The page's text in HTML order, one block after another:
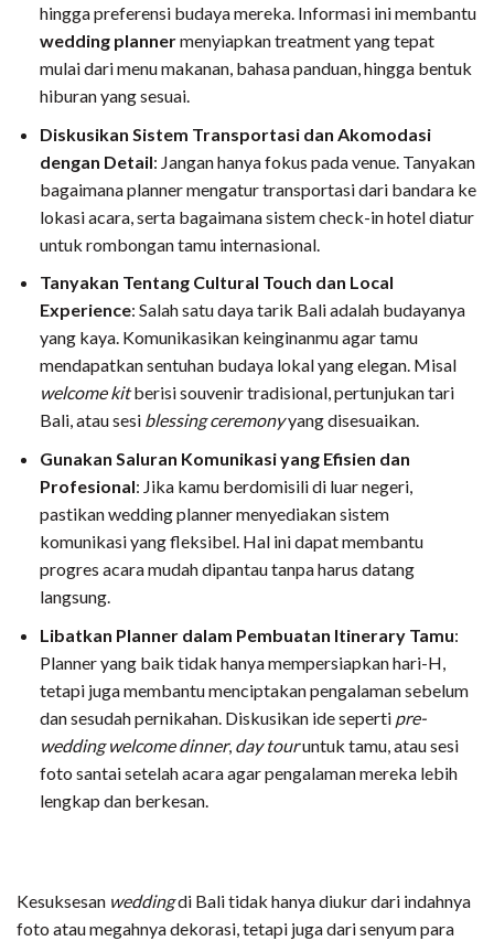
hingga preferensi budaya mereka. Informasi ini membantu
wedding plannermenyiapkan treatment yang tepat
mulai dari menu makanan, bahasa panduan, hingga bentuk
hiburan yang sesuai.
Diskusikan Sistem Transportasi dan Akomodasi
dengan Detail: Jangan hanya fokus pada venue. Tanyakan
bagaimana planner mengatur transportasi dari bandara ke
lokasi acara, serta bagaimana sistem check-in hotel diatur
untuk rombongan tamu internasional.
Tanyakan Tentang Cultural Touch dan Local
Experience: Salah satu daya tarik Bali adalah budayanya
yang kaya. Komunikasikan keinginanmu agar tamu
mendapatkan sentuhan budaya lokal yang elegan. Misal
welcome kitberisi souvenir tradisional, pertunjukan tari
Bali, atau sesi blessing ceremonyyang disesuaikan.
Gunakan Saluran Komunikasi yang Efisien dan
Profesional: Jika kamu berdomisili di luar negeri,
pastikan wedding planner menyediakan sistem
komunikasi yang fleksibel. Hal ini dapat membantu
progres acara mudah dipantau tanpa harus datang
langsung.
Libatkan Planner dalam Pembuatan Itinerary Tamu:
Planner yang baik tidak hanya mempersiapkan hari-H,
tetapi juga membantu menciptakan pengalaman sebelum
dan sesudah pernikahan. Diskusikan ide seperti pre-
wedding welcome dinner, day touruntuk tamu, atau sesi
foto santai setelah acara agar pengalaman mereka lebih
lengkap dan berkesan.
Kesuksesan weddingdi Bali tidak hanya diukur dari indahnya
foto atau megahnya dekorasi, tetapi juga dari senyum para